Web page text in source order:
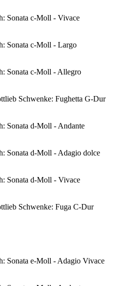
Sonata c-Moll - Vivace
Sonata c-Moll - Largo
Sonata c-Moll - Allegro
Schwenke: Fughetta G-Dur
Sonata d-Moll - Andante
Sonata d-Moll - Adagio dolce
Sonata d-Moll - Vivace
Schwenke: Fuga C-Dur
Sonata e-Moll - Adagio Vivace